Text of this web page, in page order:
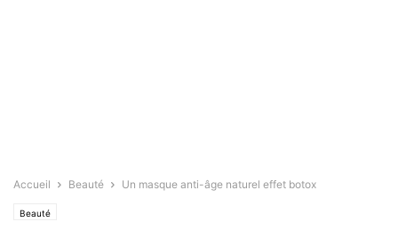
Accueil Beauté Un masque anti-âge naturel effet botox
Beauté